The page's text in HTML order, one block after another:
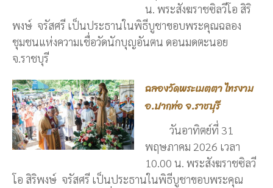
น. พระสังฆราชซิลวีโอ สิริ
พงษ์ จรัสศรี เป็นประธานในพิธีบูชาขอบพระคุณฉลอง
ชุมชนแห่งความเชื่อวัดนักบุญอันตน ดอนมดตะนอย
จ.ราชบุรี
ฉลองวัดพระเมตตา ไทรงาม
อ.ปากท่อ จ.ราชบุรี
วันอาทิตย์ที่ 31
พฤษภาคม 2026 เวลา
10.00 น. พระสังฆราชซิลวี
โอ สิริพงษ์ จรัสศรี เป็นประธานในพิธีบูชาขอบพระคุณ